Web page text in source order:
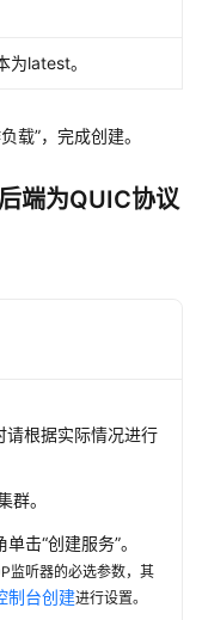
为latest。
载”，完成创建。
端为QUIC协议
根据实际情况进行
群。
单击“创建服务”。
监听器的必选参数，其
制台创建进行设置。